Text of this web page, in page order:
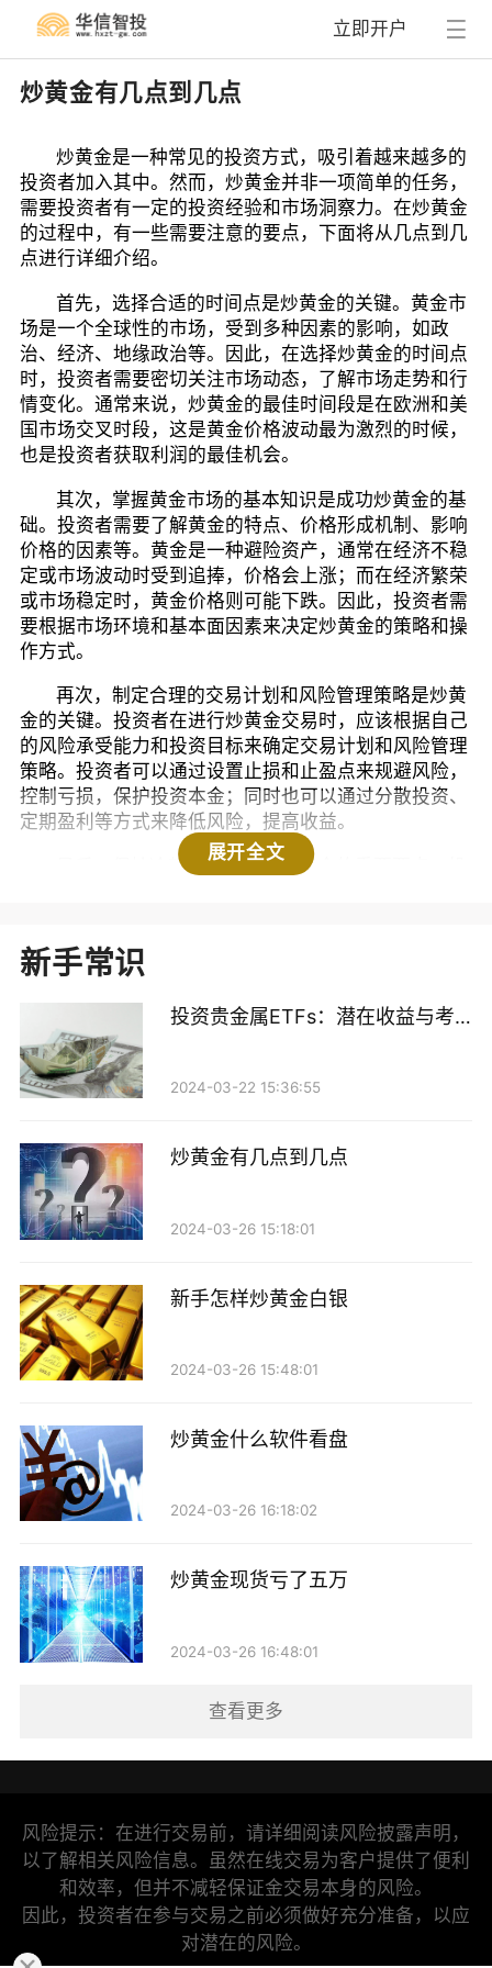
立即开户
炒黄金有几点到几点
展开全文
炒黄金是一种常见的投资方式，吸引着越来越多的
投资者加入其中。然而，炒黄金并非一项简单的任务，
需要投资者有一定的投资经验和市场洞察力。在炒黄金
的过程中，有一些需要注意的要点，下面将从几点到几
点进行详细介绍。
首先，选择合适的时间点是炒黄金的关键。黄金市
场是一个全球性的市场，受到多种因素的影响，如政
治、经济、地缘政治等。因此，在选择炒黄金的时间点
时，投资者需要密切关注市场动态，了解市场走势和行
情变化。通常来说，炒黄金的最佳时间段是在欧洲和美
国市场交叉时段，这是黄金价格波动最为激烈的时候，
也是投资者获取利润的最佳机会。
其次，掌握黄金市场的基本知识是成功炒黄金的基
础。投资者需要了解黄金的特点、价格形成机制、影响
价格的因素等。黄金是一种避险资产，通常在经济不稳
定或市场波动时受到追捧，价格会上涨；而在经济繁荣
或市场稳定时，黄金价格则可能下跌。因此，投资者需
要根据市场环境和基本面因素来决定炒黄金的策略和操
作方式。
再次，制定合理的交易计划和风险管理策略是炒黄
金的关键。投资者在进行炒黄金交易时，应该根据自己
的风险承受能力和投资目标来确定交易计划和风险管理
策略。投资者可以通过设置止损和止盈点来规避风险，
控制亏损，保护投资本金；同时也可以通过分散投资、
定期盈利等方式来降低风险，提高收益。
最后，保持冷静和耐心也是炒黄金的重要要点。投
要被市场情绪左右，避免盲目跟风或抄底操作。同时，
投资者还需要有耐心，不要急功近利，要坚持自己的交
总的来说，炒黄金是一项需要谨慎和耐心的投资活
动，投资者需要在选择时间点、掌握市场知识、制定交
易计划和风险管理策略、保持冷静和耐心等方面做好准
过程中能够牢记这些要点，做出明智的投资决策，获得
稳健的投资回报。
新手常识
投资贵金属ETFs：潜在收益与考
2024-03-22 15:36:55
炒黄金有几点到几点
2024-03-26 15:18:01
新手怎样炒黄金白银
2024-03-26 15:48:01
炒黄金什么软件看盘
2024-03-26 16:18:02
炒黄金现货亏了五万
2024-03-26 16:48:01
查看更多
风险提示：在进行交易前，请详细阅读风险披露声明，
以了解相关风险信息。虽然在线交易为客户提供了便利
和效率，但并不减轻保证金交易本身的风险。
因此，投资者在参与交易之前必须做好充分准备，以应
对潜在的风险。